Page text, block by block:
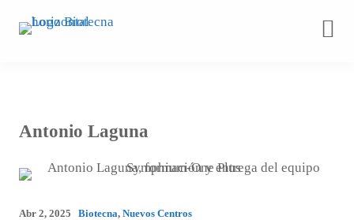
Antonio Laguna
Abr 2, 2025 Biotecna, Nuevos Centros